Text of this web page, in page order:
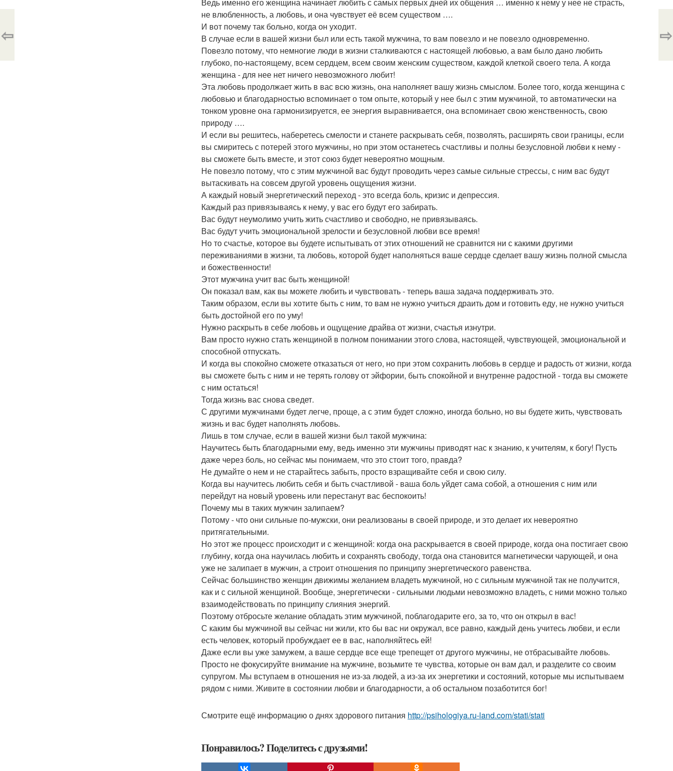
не влюбленность, а любовь, и она чувствует её всем существом ….
И вот почему так больно, когда он уходит.
В случае если в вашей жизни был или есть такой мужчина, то вам повезло и не повезло одновременно.
Повезло потому, что немногие люди в жизни сталкиваются с настоящей любовью, а вам было дано любить
глубоко, по-настоящему, всем сердцем, всем своим женским существом, каждой клеткой своего тела. А когда
женщина - для нее нет ничего невозможного любит!
Эта любовь продолжает жить в вас всю жизнь, она наполняет вашу жизнь смыслом. Более того, когда женщина с
любовью и благодарностью вспоминает о том опыте, который у нее был с этим мужчиной, то автоматически на
тонком уровне она гармонизируется, ее энергия выравнивается, она вспоминает свою женственность, свою
природу ….
И если вы решитесь, наберетесь смелости и станете раскрывать себя, позволять, расширять свои границы, если
вы смиритесь с потерей этого мужчины, но при этом останетесь счастливы и полны безусловной любви к нему -
вы сможете быть вместе, и этот союз будет невероятно мощным.
Не повезло потому, что с этим мужчиной вас будут проводить через самые сильные стрессы, с ним вас будут
вытаскивать на совсем другой уровень ощущения жизни.
А каждый новый энергетический переход - это всегда боль, кризис и депрессия.
Каждый раз привязываясь к нему, у вас его будут его забирать.
Вас будут неумолимо учить жить счастливо и свободно, не привязываясь.
Вас будут учить эмоциональной зрелости и безусловной любви все время!
Но то счастье, которое вы будете испытывать от этих отношений не сравнится ни с какими другими
переживаниями в жизни, та любовь, которой будет наполняться ваше сердце сделает вашу жизнь полной смысла
и божественности!
Этот мужчина учит вас быть женщиной!
Он показал вам, как вы можете любить и чувствовать - теперь ваша задача поддерживать это.
Таким образом, если вы хотите быть с ним, то вам не нужно учиться драить дом и готовить еду, не нужно учиться
быть достойной его по уму!
Нужно раскрыть в себе любовь и ощущение драйва от жизни, счастья изнутри.
Вам просто нужно стать женщиной в полном понимании этого слова, настоящей, чувствующей, эмоциональной и
способной отпускать.
И когда вы спокойно сможете отказаться от него, но при этом сохранить любовь в сердце и радость от жизни, когда
вы сможете быть с ним и не терять голову от эйфории, быть спокойной и внутренне радостной - тогда вы сможете
с ним остаться!
Тогда жизнь вас снова сведет.
С другими мужчинами будет легче, проще, а с этим будет сложно, иногда больно, но вы будете жить, чувствовать
жизнь и вас будет наполнять любовь.
Лишь в том случае, если в вашей жизни был такой мужчина:
Научитесь быть благодарными ему, ведь именно эти мужчины приводят нас к знанию, к учителям, к богу! Пусть
даже через боль, но сейчас мы понимаем, что это стоит того, правда?
Не думайте о нем и не старайтесь забыть, просто взращивайте себя и свою силу.
Когда вы научитесь любить себя и быть счастливой - ваша боль уйдет сама собой, а отношения с ним или
перейдут на новый уровень или перестанут вас беспокоить!
Почему мы в таких мужчин залипаем?
Потому - что они сильные по-мужски, они реализованы в своей природе, и это делает их невероятно
притягательными.
Но этот же процесс происходит и с женщиной: когда она раскрывается в своей природе, когда она постигает свою
глубину, когда она научилась любить и сохранять свободу, тогда она становится магнетически чарующей, и она
уже не залипает в мужчин, а строит отношения по принципу энергетического равенства.
Сейчас большинство женщин движимы желанием владеть мужчиной, но с сильным мужчиной так не получится,
как и с сильной женщиной. Вообще, энергетически - сильными людьми невозможно владеть, с ними можно только
взаимодействовать по принципу слияния энергий.
Поэтому отбросьте желание обладать этим мужчиной, поблагодарите его, за то, что он открыл в вас!
С каким бы мужчиной вы сейчас ни жили, кто бы вас ни окружал, все равно, каждый день учитесь любви, и если
есть человек, который пробуждает ее в вас, наполняйтесь ей!
Даже если вы уже замужем, а ваше сердце все еще трепещет от другого мужчины, не отбрасывайте любовь.
Просто не фокусируйте внимание на мужчине, возьмите те чувства, которые он вам дал, и разделите со своим
супругом. Мы вступаем в отношения не из-за людей, а из-за их энергетики и состояний, которые мы испытываем
рядом с ними. Живите в состоянии любви и благодарности, а об остальном позаботится бог!
Смотрите ещё информацию о днях здорового питания http://psihologiya.ru-land.com/stati/stati
Понравилось? Поделитесь с друзьями!
⇦ ⇨